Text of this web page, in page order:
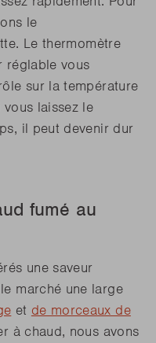
le
Le thermomètre
réglable vous
sur la température
laissez le
il peut devenir dur
fumé au
une saveur
marché une large
et de morceaux de
à chaud, nous avons